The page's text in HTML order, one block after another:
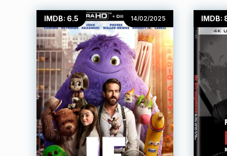
IMDB: 6.5 14/02/2025 IMDB: